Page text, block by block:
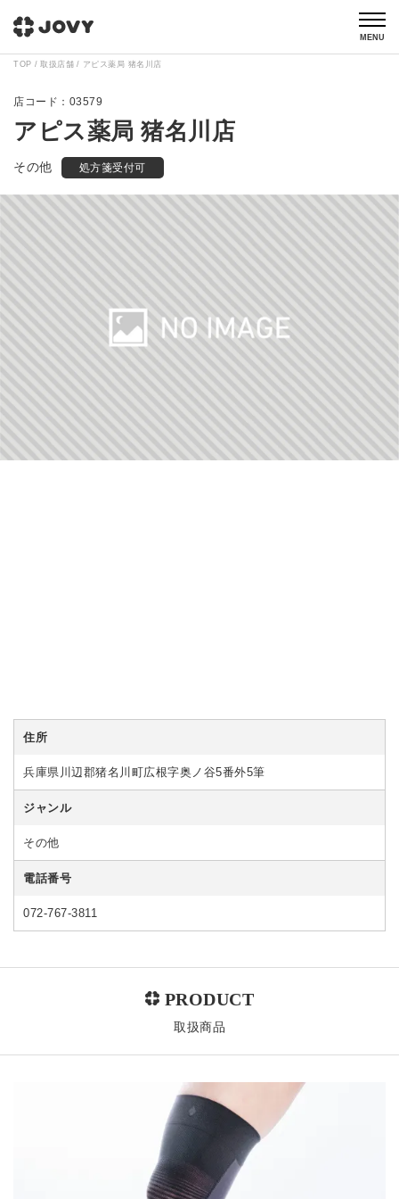
MENU
TOP 取扱店舗 アピス薬局 猪名川店
03579
アピス薬局 猪名川店
その他 処方箋受付可
住所
兵庫県川辺郡猪名川町広根字奥ノ谷5番外5筆
ジャンル
その他
電話番号
072-767-3811
取扱商品